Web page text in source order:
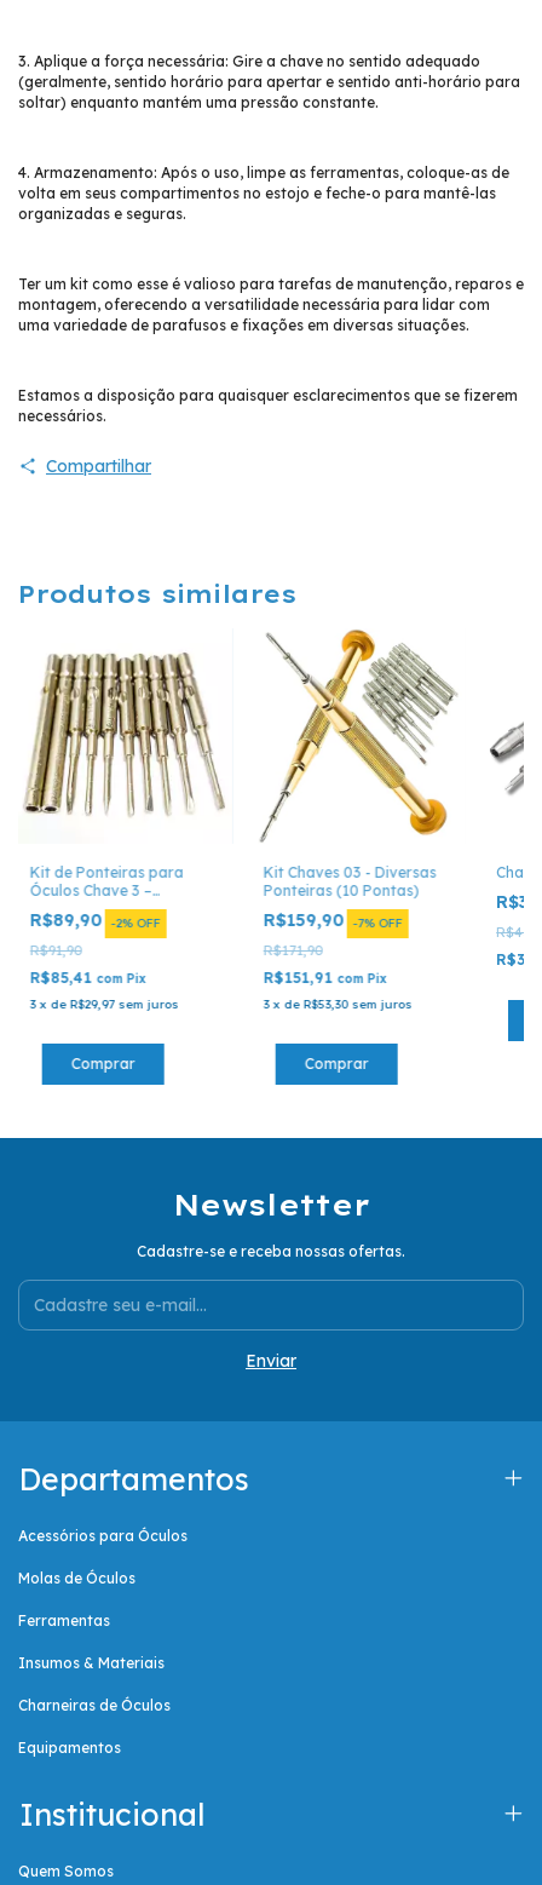
3. Aplique a força necessária: Gire a chave no sentido adequado
(geralmente, sentido horário para apertar e sentido anti-horário para
soltar) enquanto mantém uma pressão constante.
4. Armazenamento: Após o uso, limpe as ferramentas, coloque-as de
volta em seus compartimentos no estojo e feche-o para mantê-las
organizadas e seguras.
Ter um kit como esse é valioso para tarefas de manutenção, reparos e
montagem, oferecendo a versatilidade necessária para lidar com
uma variedade de parafusos e fixações em diversas situações.
Estamos a disposição para quaisquer esclarecimentos que se fizerem
necessários.
Compartilhar
Produtos similares
Kit de Ponteiras para
Óculos Chave 3 –
Ferramenta de Ajuste e
Manutenção
R$89,90 -2% OFF
R$91,90
R$85,41 com Pix
3 x de R$29,97 sem juros
Kit Chaves 03 - Diversas
Ponteiras (10 Pontas)
R$159,90 -7% OFF
R$171,90
R$151,91 com Pix
3 x de R$53,30 sem juros
Newsletter
Cadastre-se e receba nossas ofertas.
Departamentos
Acessórios para Óculos
Molas de Óculos
Ferramentas
Insumos & Materiais
Charneiras de Óculos
Equipamentos
Institucional
Quem Somos